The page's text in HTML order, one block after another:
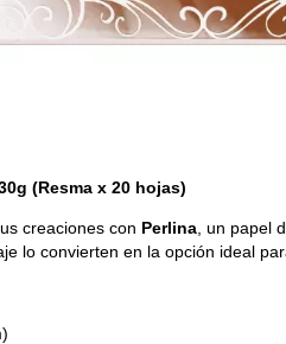
(Resma x 20 hojas)
creaciones con Perlina , un papel
lo convierten en la opción ideal